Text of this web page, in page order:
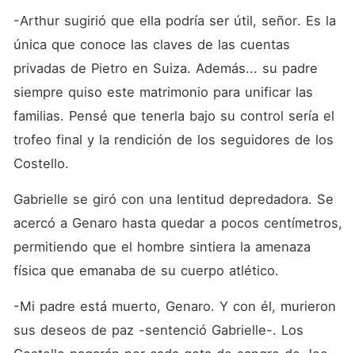
-Arthur sugirió que ella podría ser útil, señor. Es la
única que conoce las claves de las cuentas
privadas de Pietro en Suiza. Además... su padre
siempre quiso este matrimonio para unificar las
familias. Pensé que tenerla bajo su control sería el
trofeo final y la rendición de los seguidores de los
Costello.
Gabrielle se giró con una lentitud depredadora. Se
acercó a Genaro hasta quedar a pocos centímetros,
permitiendo que el hombre sintiera la amenaza
física que emanaba de su cuerpo atlético.
-Mi padre está muerto, Genaro. Y con él, murieron
sus deseos de paz -sentenció Gabrielle-. Los